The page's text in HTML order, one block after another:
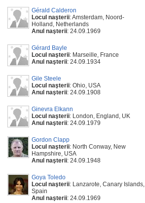
Gérald Calderon
Locul naşterii: Amsterdam, Noord-
Holland, Netherlands
Anul naşterii: 24.09.1969
Gérard Bayle
Locul naşterii: Marseille, France
Anul naşterii: 24.09.1934
Gile Steele
Locul naşterii: Ohio, USA
Anul naşterii: 24.09.1908
Ginevra Elkann
Locul naşterii: London, England, UK
Anul naşterii: 24.09.1979
Gordon Clapp
Locul naşterii: North Conway, New
Hampshire, USA
Anul naşterii: 24.09.1948
Goya Toledo
Locul naşterii: Lanzarote, Canary Islands,
Spain
Anul naşterii: 24.09.1969